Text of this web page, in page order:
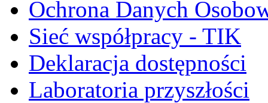
Ochrona Danych
Sieć współpracy - TIK
Deklaracja dostępności
Laboratoria przyszłości